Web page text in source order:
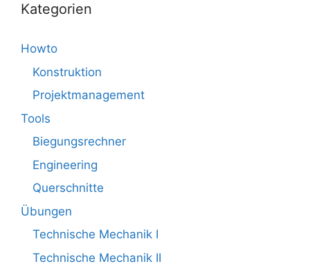
Kategorien
Howto
Konstruktion
Projektmanagement
Tools
Biegungsrechner
Engineering
Querschnitte
Übungen
Technische Mechanik I
Technische Mechanik II